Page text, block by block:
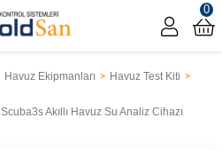
0
Havuz Ekipmanları Havuz Test Kiti
Scuba3s Akıllı Havuz Su Analiz Cihazı